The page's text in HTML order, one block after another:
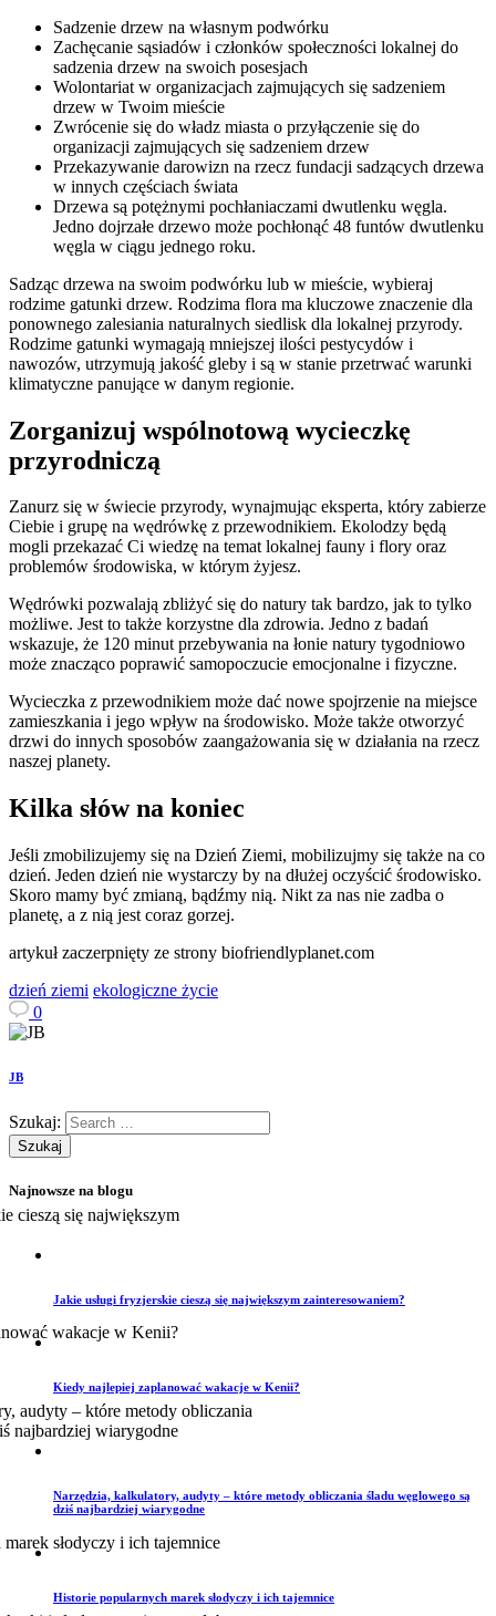
Sadzenie drzew na własnym podwórku
Zachęcanie sąsiadów i członków społeczności lokalnej do
sadzenia drzew na swoich posesjach
Wolontariat w organizacjach zajmujących się sadzeniem
drzew w Twoim mieście
Zwrócenie się do władz miasta o przyłączenie się do
organizacji zajmujących się sadzeniem drzew
Przekazywanie darowizn na rzecz fundacji sadzących drzewa
w innych częściach świata
Drzewa są potężnymi pochłaniaczami dwutlenku węgla.
Jedno dojrzałe drzewo może pochłonąć 48 funtów dwutlenku
węgla w ciągu jednego roku.
Sadząc drzewa na swoim podwórku lub w mieście, wybieraj
rodzime gatunki drzew. Rodzima flora ma kluczowe znaczenie dla
ponownego zalesiania naturalnych siedlisk dla lokalnej przyrody.
Rodzime gatunki wymagają mniejszej ilości pestycydów i
nawozów, utrzymują jakość gleby i są w stanie przetrwać warunki
klimatyczne panujące w danym regionie.
Zorganizuj wspólnotową wycieczkę
przyrodniczą
Zanurz się w świecie przyrody, wynajmując eksperta, który zabierze
Ciebie i grupę na wędrówkę z przewodnikiem. Ekolodzy będą
mogli przekazać Ci wiedzę na temat lokalnej fauny i flory oraz
problemów środowiska, w którym żyjesz.
Wędrówki pozwalają zbliżyć się do natury tak bardzo, jak to tylko
możliwe. Jest to także korzystne dla zdrowia. Jedno z badań
wskazuje, że 120 minut przebywania na łonie natury tygodniowo
może znacząco poprawić samopoczucie emocjonalne i fizyczne.
Wycieczka z przewodnikiem może dać nowe spojrzenie na miejsce
zamieszkania i jego wpływ na środowisko. Może także otworzyć
drzwi do innych sposobów zaangażowania się w działania na rzecz
naszej planety.
Kilka słów na koniec
Jeśli zmobilizujemy się na Dzień Ziemi, mobilizujmy się także na co
dzień. Jeden dzień nie wystarczy by na dłużej oczyścić środowisko.
Skoro mamy być zmianą, bądźmy nią. Nikt za nas nie zadba o
planetę, a z nią jest coraz gorzej.
artykuł zaczerpnięty ze strony biofriendlyplanet.com
dzień ziemi ekologiczne życie
0
JB
Szukaj:
Najnowsze na blogu
Jakie usługi fryzjerskie cieszą się największym zainteresowaniem?
Kiedy najlepiej zaplanować wakacje w Kenii?
Narzędzia, kalkulatory, audyty – które metody obliczania śladu węglowego są
dziś najbardziej wiarygodne
Historie popularnych marek słodyczy i ich tajemnice